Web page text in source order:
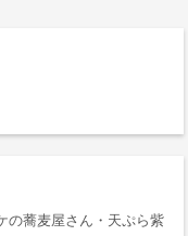
の蕎麦屋さん・天ぷら紫